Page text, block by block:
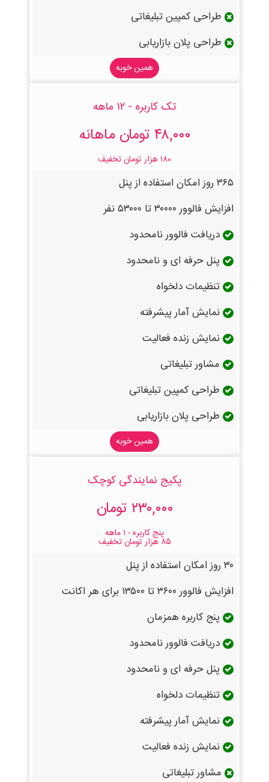
طراحی کمپین تبلیغاتی
طراحی پلان بازاریابی
همین خوبه
تک کاربره - ۱۲ ماهه
۴۸,۰۰۰ تومان ماهانه
۱۸۰ هزار تومان تخفیف
۳۶۵ روز امکان استفاده از پنل
افزایش فالوور ۳۰۰۰۰ تا ۵۳۰۰۰ نفر
دریافت فالوور نامحدود
پنل حرفه ای و نامحدود
تنظیمات دلخواه
نمایش آمار پیشرفته
نمایش زنده فعالیت
مشاور تبلیغاتی
طراحی کمپین تبلیغاتی
طراحی پلان بازاریابی
همین خوبه
پکیج نمایندگی کوچک
۲۳۰,۰۰۰ تومان
پنج کاربره - ۱ ماهه
۸۵ هزار تومان تخفیف
۳۰ روز امکان استفاده از پنل
افزایش فالوور ۳۶۰۰ تا ۱۳۵۰۰ برای هر اکانت
پنج کاربره همزمان
دریافت فالوور نامحدود
پنل حرفه ای و نامحدود
تنظیمات دلخواه
نمایش آمار پیشرفته
نمایش زنده فعالیت
مشاور تبلیغاتی